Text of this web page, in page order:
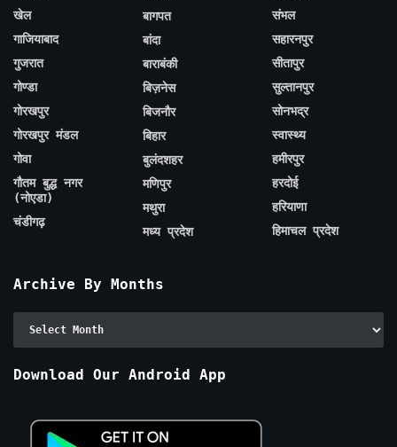
खेल
गाजियाबाद
गुजरात
गोण्डा
गोरखपुर
गोरखपुर मंडल
गोवा
गौतम बुद्ध नगर
(नोएडा)
चंडीगढ़
बागपत
बांदा
बाराबंकी
बिज़नेस
बिजनौर
बिहार
बुलंदशहर
मणिपुर
मथुरा
मध्य प्रदेश
संभल
सहारनपुर
सीतापुर
सुल्तानपुर
सोनभद्र
स्वास्थ्य
हमीरपुर
हरदोई
हरियाणा
हिमाचल प्रदेश
Archive By Months
Download Our Android App